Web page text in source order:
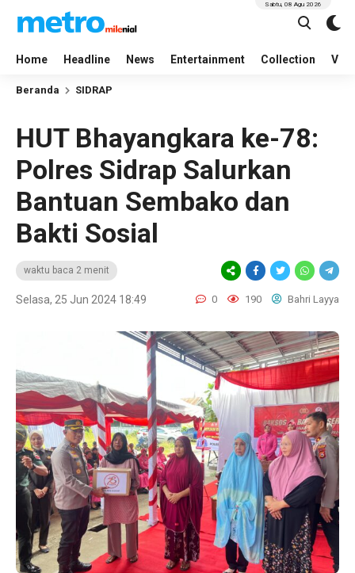
Home Headline News Entertainment Collection
Sabtu, 08 Agu 2026
Beranda SIDRAP
HUT Bhayangkara ke-78:
Polres Sidrap Salurkan
Bantuan Sembako dan
Bakti Sosial
waktu baca 2 menit
Selasa, 25 Jun 2024 18:49 0 190 Bahri Layya